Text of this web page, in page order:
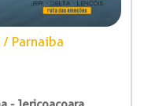
Parnaíba